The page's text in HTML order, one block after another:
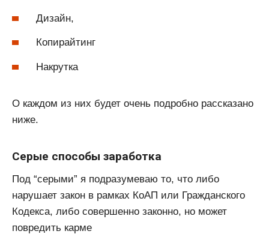
Дизайн,
Копирайтинг
Накрутка
О каждом из них будет очень подробно рассказано
ниже.
Серые способы заработка
Под “серыми” я подразумеваю то, что либо
нарушает закон в рамках КоАП или Гражданского
Кодекса, либо совершенно законно, но может
повредить карме